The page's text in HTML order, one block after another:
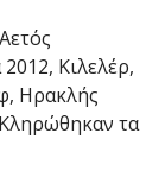
Κιλελέρ,
Ηρακλής
τα